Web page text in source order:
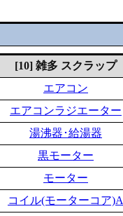
[10] 雑多 スクラップ
エアコン
エアコンラジエーター
湯沸器･給湯器
黒モーター
モーター
コイル(モーターコア)A